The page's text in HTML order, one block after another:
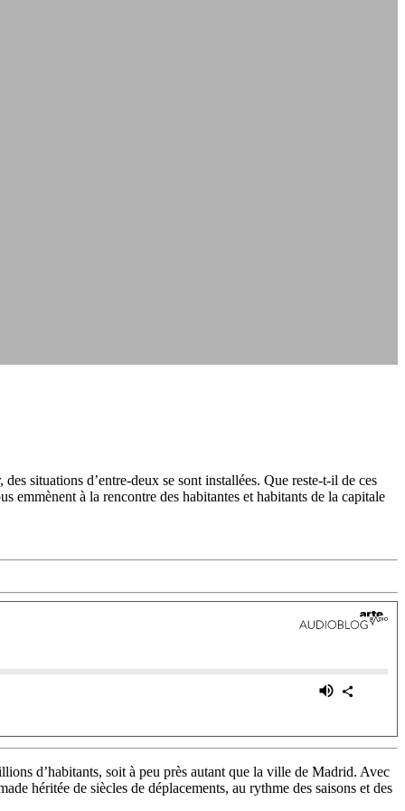
situations d’entre-deux se sont installées. Que reste-t-il de ces
emmènent à la rencontre des habitantes et habitants de la capitale
d’habitants, soit à peu près autant que la ville de Madrid. Avec
héritée de siècles de déplacements, au rythme des saisons et des